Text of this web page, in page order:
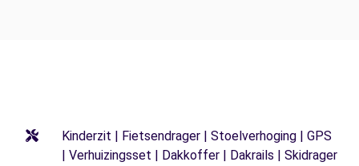
Kinderzit | Fietsendrager | Stoelverhoging | GPS
| Verhuizingsset | Dakkoffer | Dakrails | Skidrager